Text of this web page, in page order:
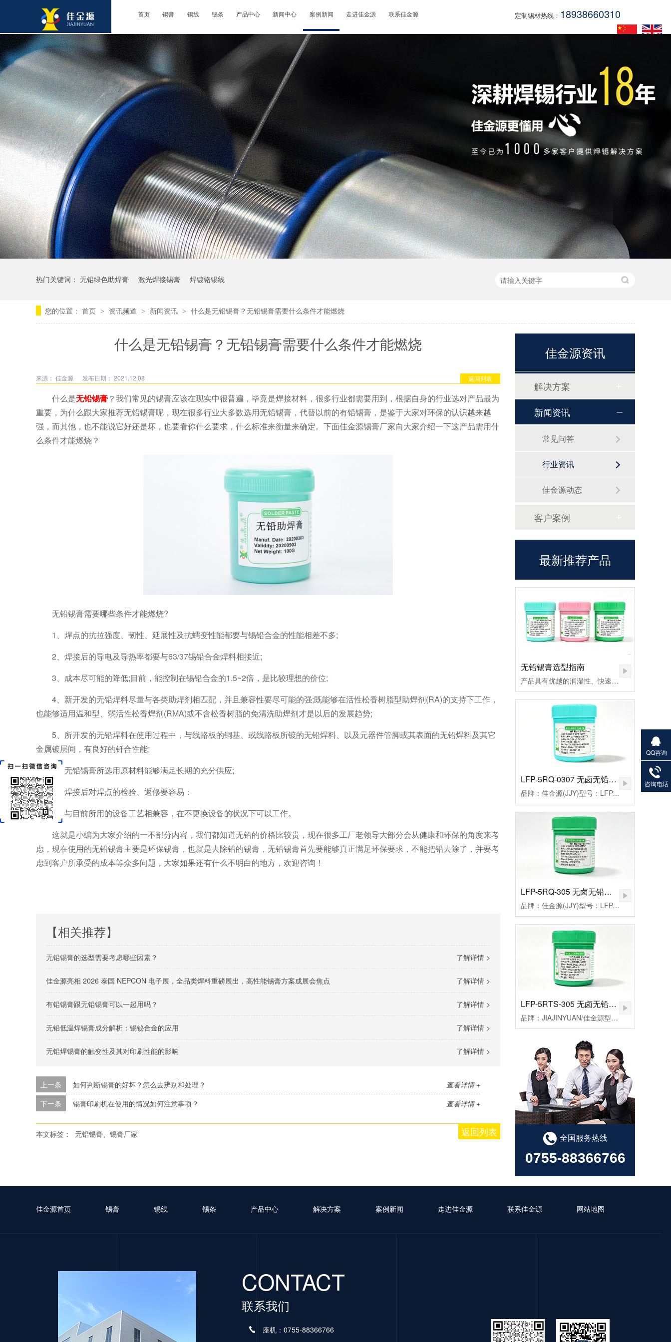
首页 锡膏 锡线 锡条 产品中心 新闻中心 案例新闻 走进佳金源 联系佳金源 定制锡材热线： 18938660310
热门关键词： 无铅绿色助焊膏 激光焊接锡膏 焊镀铬锡线
您的位置： 首页 > 资讯频道 > 新闻资讯 > 什么是无铅锡膏？无铅锡膏需要什么条件才能燃烧
什么是无铅锡膏？无铅锡膏需要什么条件才能燃烧
返回列表
来源： 佳金源 发布日期： 2021.12.08
什么是无铅锡膏？我们常见的锡膏应该在现实中很普遍，毕竟是焊接材料，很多行业都需要用到，根据自身的行业选对产品最为
重要，为什么跟大家推荐无铅锡膏呢，现在很多行业大多数选用无铅锡膏，代替以前的有铅锡膏，是鉴于大家对环保的认识越来越
强，而其他，也不能说它好还是坏，也要看你什么要求，什么标准来衡量来确定。下面佳金源锡膏厂家向大家介绍一下这产品需用什
么条件才能燃烧？
无铅锡膏需要哪些条件才能燃烧?
1、焊点的抗拉强度、韧性、延展性及抗蠕变性能都要与锡铅合金的性能相差不多;
2、焊接后的导电及导热率都要与63/37锡铅合金焊料相接近;
3、成本尽可能的降低;目前，能控制在锡铅合金的1.5~2倍，是比较理想的价位;
4、新开发的无铅焊料尽量与各类助焊剂相匹配，并且兼容性要尽可能的强;既能够在活性松香树脂型助焊剂(RA)的支持下工作，
也能够适用温和型、弱活性松香焊剂(RMA)或不含松香树脂的免清洗助焊剂才是以后的发展趋势;
5、所开发的无铅焊料在使用过程中，与线路板的铜基、或线路板所镀的无铅焊料、以及元器件管脚或其表面的无铅焊料及其它
金属镀层间，有良好的钎合性能;
6、无铅锡膏所选用原材料能够满足长期的充分供应;
7、焊接后对焊点的检验、返修要容易：
8、与目前所用的设备工艺相兼容，在不更换设备的状况下可以工作。
这就是小编为大家介绍的一不部分内容，我们都知道无铅的价格比较贵，现在很多工厂老领导大部分会从健康和环保的角度来考
虑，现在使用的无铅锡膏主要是环保锡膏，也就是去除铅的锡膏，无铅锡膏首先要能够真正满足环保要求，不能把铅去除了，并要考
虑到客户所承受的成本等众多问题，大家如果还有什么不明白的地方，欢迎咨询！
【相关推荐】
了解详情 >
无铅锡膏的选型需要考虑哪些因素？
了解详情 >
佳金源亮相 2026 泰国 NEPCON 电子展，全品类焊料重磅展出，高性能锡膏方案成展会焦点
了解详情 >
有铅锡膏跟无铅锡膏可以一起用吗？
了解详情 >
无铅低温焊锡膏成分解析：锡铋合金的应用
了解详情 >
无铅焊锡膏的触变性及其对印刷性能的影响
查看详情 +
上一条
如何判断锡膏的好坏？怎么去辨别和处理？
查看详情 +
下一条 锡膏印刷机在使用的情况如何注意事项？
返回列表
本文标签： 无铅锡膏、锡膏厂家
佳金源资讯
解决方案
新闻资讯
常见问答
行业资讯
佳金源动态
客户案例
最新推荐产品
无铅锡膏选型指南
产品具有优越的润湿性、快速点焊、拖焊、低残留和免清洗等特点，符合国际环保ROHS、REACH、PAHs、Phthalates等标准的限制，还从而帮您实现环保发展无忧无虑。
LFP-5RQ-0307 无卤无铅高温锡膏
品牌：佳金源(JJY)型号：LFP-JJY5RQ-0307T3合金成分：Sn99Ag0.3Cu0.7颗粒度：3#(25-45um）粘度：190±20Pa.S活性：高活性熔点：221-227℃峰值温度：235-255（℃）规格：500克/瓶
LFP-5RQ-305 无卤无铅高温锡膏
品牌：佳金源(JJY)型号：LFP-JJY5RQ-305T3合金成分：Sn96.5Ag3.0Cu0.5颗粒度：3#(25-45um）粘度：190±20Pa.S活性：高活性熔点：217℃峰值温度：235-255（℃）规格：500克/瓶
LFP-5RTS-305 无卤无铅高温锡膏
品牌：JIAJINYUAN/佳金源型号：LFP-JJY5RTS-305T3合金成分：Sn96.5Ag3.0Cu0.5颗粒度：3#(25-45um）粘度：185±20Pa.S活性：较高活性熔点：217℃峰值温度：235-255℃规格：500克/瓶
全国服务热线
0755-88366766
佳金源首页 锡膏 锡线 锡条 产品中心 解决方案 案例新闻 走进佳金源 联系佳金源 网站地图
CONTACT
联系我们
座机：0755-88366766
QQ咨询
27901383
82
咨询电话